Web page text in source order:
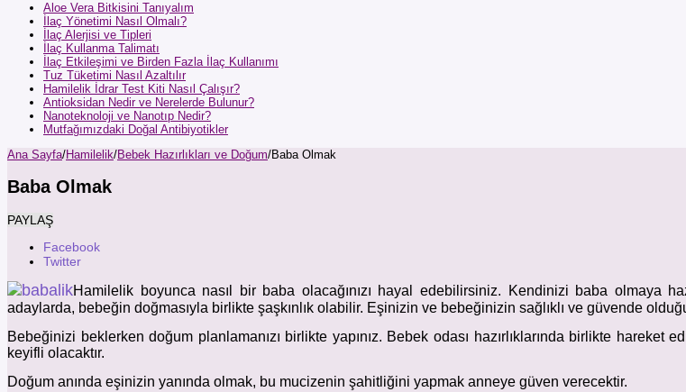
Aloe Vera Bitkisini Tanıyalım
İlaç Yönetimi Nasıl Olmalı?
İlaç Alerjisi ve Tipleri
İlaç Kullanma Talimatı
İlaç Etkileşimi ve Birden Fazla İlaç Kullanımı
Tuz Tüketimi Nasıl Azaltılır
Hamilelik İdrar Test Kiti Nasıl Çalışır?
Antioksidan Nedir ve Nerelerde Bulunur?
Nanoteknoloji ve Nanotıp Nedir?
Mutfağımızdaki Doğal Antibiyotikler
Ana Sayfa/Hamilelik/Bebek Hazırlıkları ve Doğum/Baba Olmak
Baba Olmak
PAYLAŞ
Facebook
Twitter
Hamilelik boyunca nasıl bir baba olacağınızı hayal edebilirsiniz. Kendinizi baba
adaylarda, bebeğin doğmasıyla birlikte şaşkınlık olabilir. Eşinizin ve bebeğinizin sağlıklı ve güvende
Bebeğinizi beklerken doğum planlamanızı birlikte yapınız. Bebek odası hazırlıklarında birlikte
keyifli olacaktır.
Doğum anında eşinizin yanında olmak, bu mucizenin şahitliğini yapmak anneye güven verecektir.